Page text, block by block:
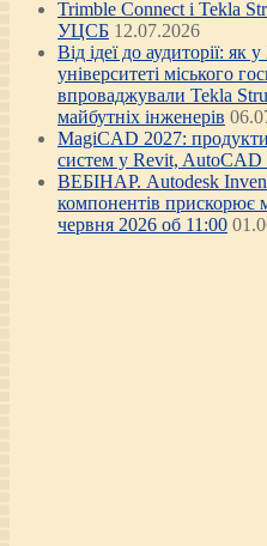
Trimble Connect і Tekla
УЦСБ 12.07.2026
Від ідеї до аудиторії:
університеті міського
впроваджували Tekla
майбутніх інженерів
MagiCAD 2027:
систем у Revit, AutoCAD
ВЕБІНАР. Autodesk
компонентів прискорює
червня 2026 об 11:00